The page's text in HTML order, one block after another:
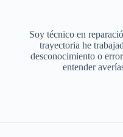
Soy técnico en
trayectoria he
desconocimiento o
entender